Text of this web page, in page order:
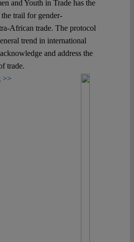
and Youth in Trade has the
trail for gender-
African trade. The protocol
trend in international
and address the
trade.
>>